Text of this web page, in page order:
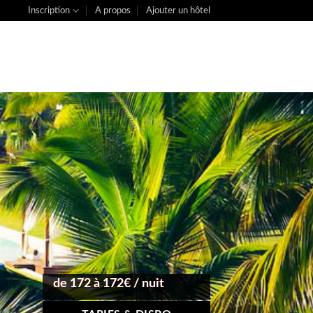
Inscription A propos Ajouter un hôtel
de 172 à 172€ / nuit